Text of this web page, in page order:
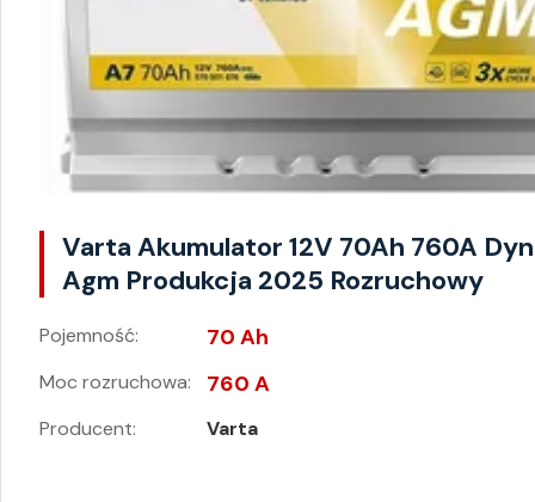
Varta Akumulator 12V 70Ah 760A
Agm Produkcja 2025 Rozruchowy
Pojemność: 70 Ah
Moc rozruchowa: 760 A
Producent: Varta